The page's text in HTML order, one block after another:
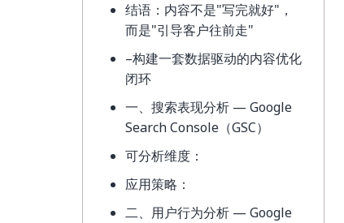
结语：内容不是"写完就好"，
而是"引导客户往前走"
–构建一套数据驱动的内容优化
闭环
一、搜索表现分析 — Google
Search Console（GSC）
可分析维度：
应用策略：
二、用户行为分析 — Google